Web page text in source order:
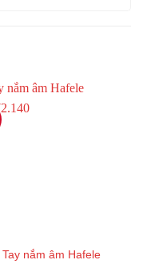
Tay nắm âm Hafele